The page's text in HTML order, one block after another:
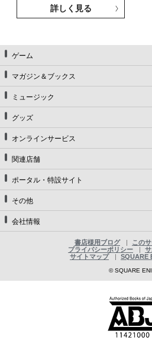
詳しく見る
ゲーム
マガジン＆ブックス
ミュージック
グッズ
オンラインサービス
関連店舗
ポータル・特設サイト
その他
会社情報
書店様用ブログ
この
プライバシーポリシー
サイトマップ
SQUARE
© SQUARE